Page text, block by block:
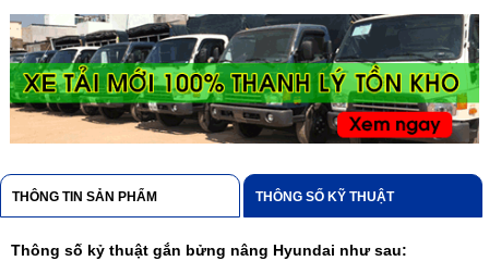
THÔNG TIN SẢN PHẨM THÔNG SỐ KỸ THUẬT
Thông số kỷ thuật gắn bửng nâng Hyundai như sau: